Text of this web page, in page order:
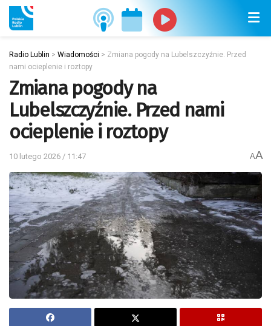
Radio Lublin > Wiadomości > Zmiana pogody na Lubelszczyźnie. Przed
nami ocieplenie i roztopy
Zmiana pogody na
Lubelszczyźnie. Przed nami
ocieplenie i roztopy
10 lutego 2026 / 11:47 AA